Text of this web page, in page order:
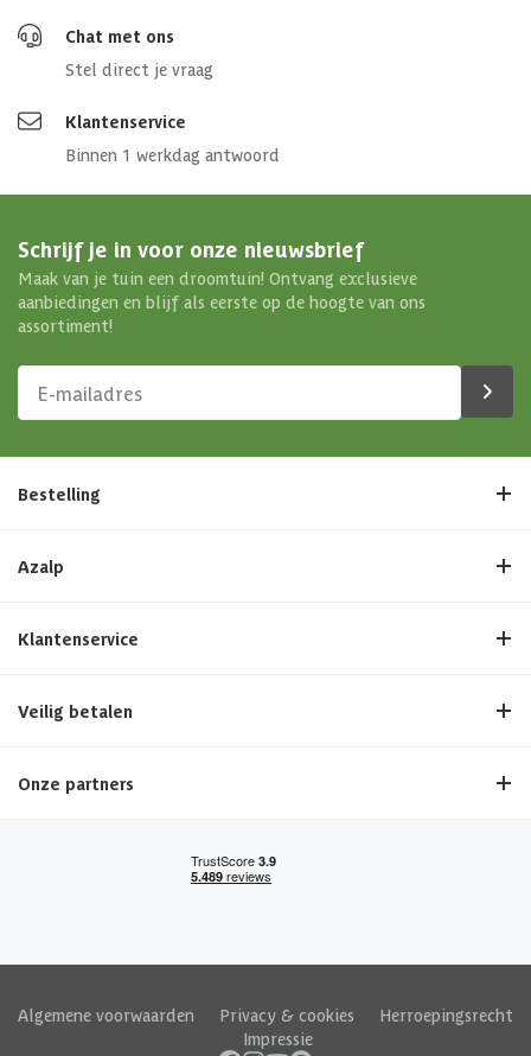
Chat met ons
Stel direct je vraag
Klantenservice
Binnen 1 werkdag antwoord
Schrijf je in voor onze nieuwsbrief
Maak van je tuin een droomtuin! Ontvang exclusieve
aanbiedingen en blijf als eerste op de hoogte van ons
assortiment!
Bestelling
Azalp
Klantenservice
Veilig betalen
Onze partners
Algemene voorwaarden Privacy & cookies
Herroepingsrecht
Impressie